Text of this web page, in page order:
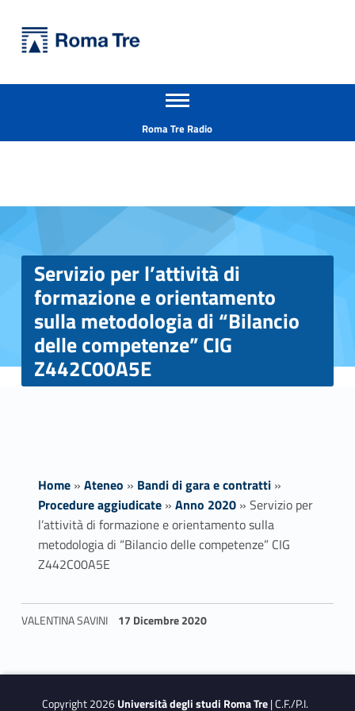
Apri il menu secondario
Roma Tre Radio
Servizio per l’attività di
formazione e orientamento
sulla metodologia di “Bilancio
delle competenze” CIG
Z442C00A5E
Home» Ateneo » Bandi di gara e contratti»
Procedure aggiudicate» Anno 2020» Servizio per
l’attività di formazione e orientamento sulla
metodologia di “Bilancio delle competenze” CIG
Z442C00A5E
S
r
VALENTINA SAVINI 17 Dicembre 2020
Copyright 2026Università degli studi Roma Tre| C.F./P.I.